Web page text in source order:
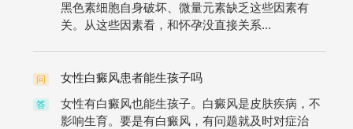
黑色素细胞自身破坏、微量元素缺乏这些因素有
关。从这些因素看，和怀孕没直接关系...
问 女性白癜风患者能生孩子吗
答
女性有白癜风也能生孩子。白癜风是皮肤疾病，不
影响生育。要是有白癜风，有问题就及时对症治